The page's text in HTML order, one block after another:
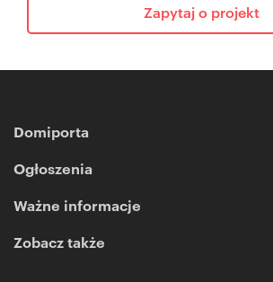
Zapytaj o projekt
Domiporta
Ogłoszenia
Ważne informacje
Zobacz także